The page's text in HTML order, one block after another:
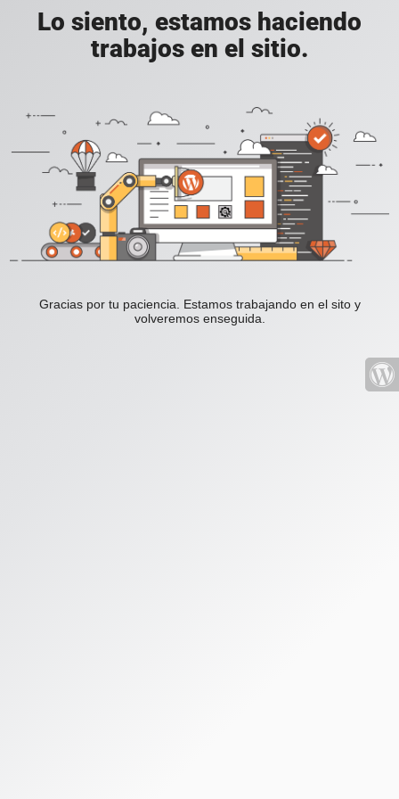
Lo siento, estamos haciendo
trabajos en el sitio.
Gracias por tu paciencia. Estamos trabajando en el sito y
volveremos enseguida.